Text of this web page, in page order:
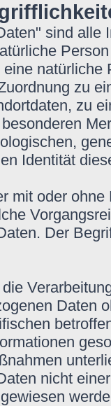
sind alle
zu
zu
Identität
mit oder
Der
Daten
nicht